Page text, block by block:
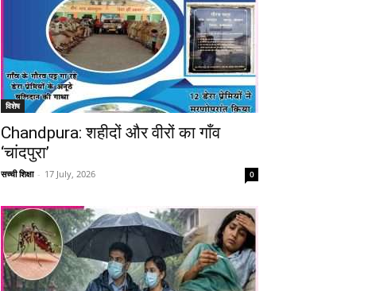
विशेष
Chandpura: शहीदों और वीरों का गाँव
‘चांदपुरा’
सच्ची शिक्षा - 17 July, 2026 0